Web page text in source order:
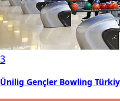
3
Ünilig Gençler Bowling